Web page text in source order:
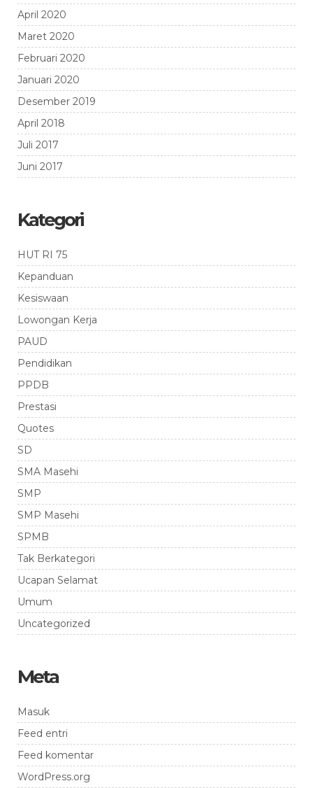
April 2020
Maret 2020
Februari 2020
Januari 2020
Desember 2019
April 2018
Juli 2017
Juni 2017
Kategori
HUT RI 75
Kepanduan
Kesiswaan
Lowongan Kerja
PAUD
Pendidikan
PPDB
Prestasi
Quotes
SD
SMA Masehi
SMP
SMP Masehi
SPMB
Tak Berkategori
Ucapan Selamat
Umum
Uncategorized
Meta
Masuk
Feed entri
Feed komentar
WordPress.org